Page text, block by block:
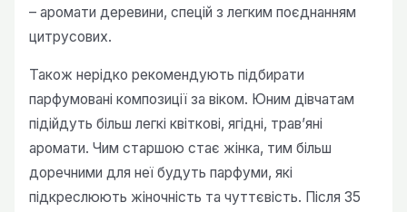
– аромати деревини, спецій з легким поєднанням
цитрусових.
Також нерідко рекомендують підбирати
парфумовані композиції за віком. Юним дівчатам
підійдуть більш легкі квіткові, ягідні, трав’яні
аромати. Чим старшою стає жінка, тим більш
доречними для неї будуть парфуми, які
підкреслюють жіночність та чуттєвість. Після 35